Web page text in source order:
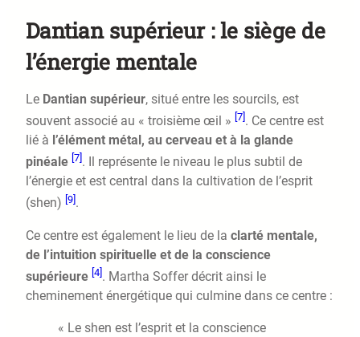
Dantian supérieur : le siège de
l’énergie mentale
Le Dantian supérieur, situé entre les sourcils, est
souvent associé au « troisième œil » [7] . Ce centre est
lié à l’élément métal, au cerveau et à la glande
pinéale [7] . Il représente le niveau le plus subtil de
l’énergie et est central dans la cultivation de l’esprit
(shen) [9].
Ce centre est également le lieu de la clarté mentale,
de l’intuition spirituelle et de la conscience
supérieure [4] . Martha Soffer décrit ainsi le
cheminement énergétique qui culmine dans ce centre :
« Le shen est l’esprit et la conscience